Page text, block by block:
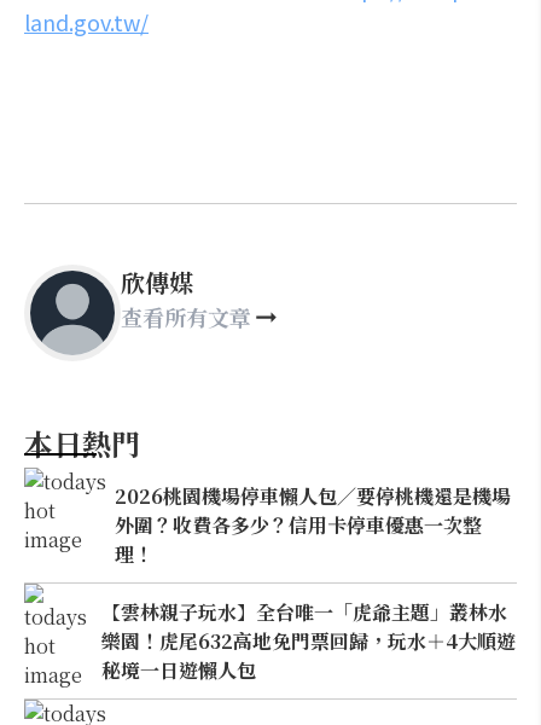
land.gov.tw/
欣傳媒
查看所有文章
本日熱門
2026桃園機場停車懶人包／要停桃機還是機場
外圍？收費各多少？信用卡停車優惠一次整
理！
【雲林親子玩水】全台唯一「虎爺主題」叢林水
樂園！虎尾632高地免門票回歸，玩水＋4大順遊
秘境一日遊懶人包